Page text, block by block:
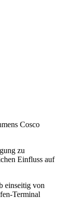
Cosco
zu
Einfluss auf
einseitig von
Terminal